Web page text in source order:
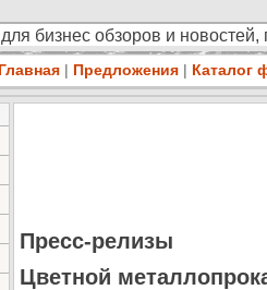
бизнес обзоров и
Главная | Предложения | Каталог
Пресс-релизы
Цветной